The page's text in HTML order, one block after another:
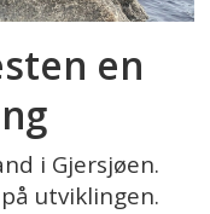
en
i Gjersjøen.
utviklingen.